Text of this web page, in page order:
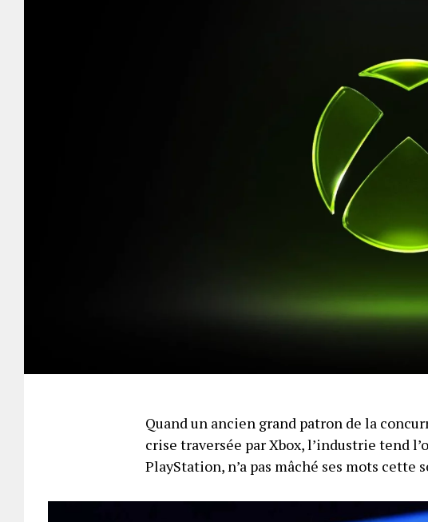
Quand un ancien grand patron de la
crise traversée par Xbox, l’industrie tend
PlayStation, n’a pas mâché ses mots cette